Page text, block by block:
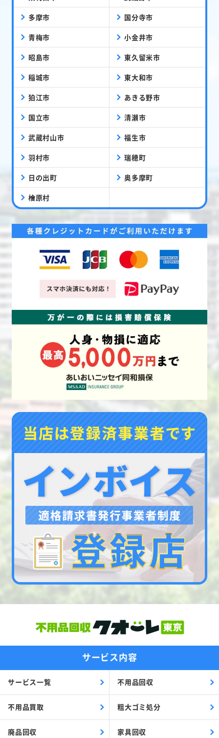
多摩市 国分寺市
青梅市 小金井市
昭島市 東久留米市
稲城市 東大和市
狛江市 あきる野市
国立市 清瀬市
武蔵村山市 福生市
羽村市 瑞穂町
日の出町 奥多摩町
檜原村
サービス内容
サービス一覧 不用品回収
不用品買取 粗大ゴミ処分
廃品回収 家具回収